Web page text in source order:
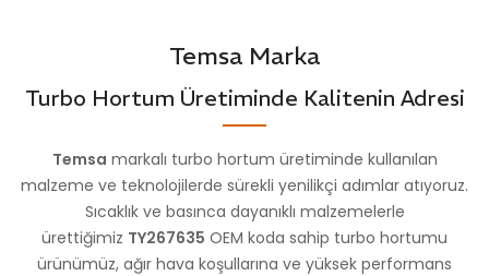
Temsa Marka
Turbo Hortum Üretiminde Kalitenin Adresi
Temsa markalı turbo hortum üretiminde kullanılan
malzeme ve teknolojilerde sürekli yenilikçi adımlar atıyoruz.
Sıcaklık ve basınca dayanıklı malzemelerle
ürettiğimiz TY267635 OEM koda sahip turbo hortumu
ürünümüz, ağır hava koşullarına ve yüksek performans